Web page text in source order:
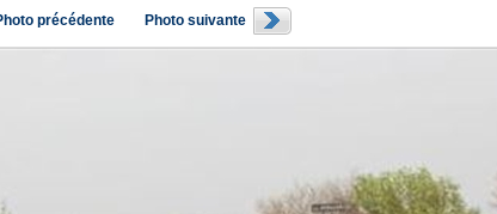
précédente Photo suivante